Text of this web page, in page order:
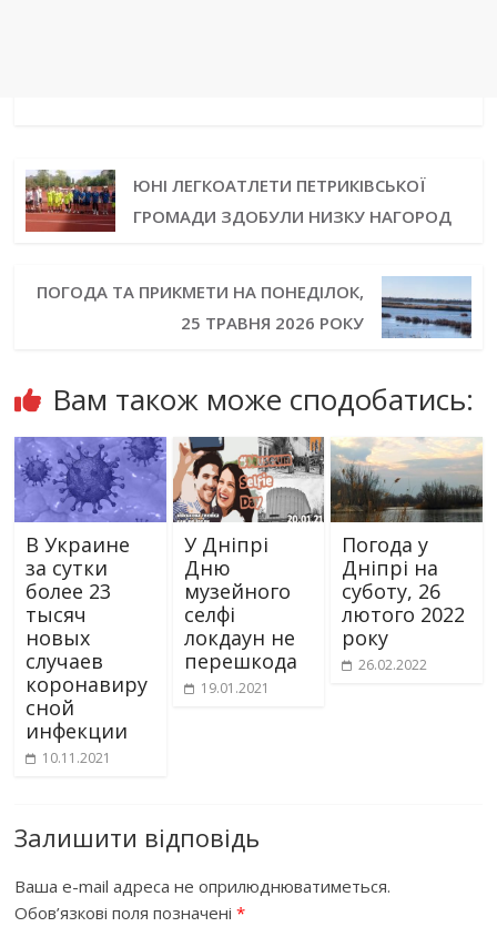
ЮНІ ЛЕГКОАТЛЕТИ ПЕТРИКІВСЬКОЇ
ГРОМАДИ ЗДОБУЛИ НИЗКУ НАГОРОД
ПОГОДА ТА ПРИКМЕТИ НА ПОНЕДІЛОК,
25 ТРАВНЯ 2026 РОКУ
Вам також може сподобатись:
В Украине
за сутки
более 23
тысяч
новых
случаев
коронавиру
сной
инфекции
10.11.2021
У Дніпрі
Дню
музейного
селфі
локдаун не
перешкода
19.01.2021
Погода у
Дніпрі на
суботу, 26
лютого 2022
року
26.02.2022
Залишити відповідь
Ваша e-mail адреса не оприлюднюватиметься.
Обов’язкові поля позначені*